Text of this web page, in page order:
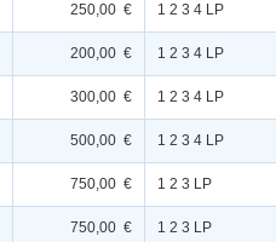
250,00 € 1 2 3 4 LP
200,00 € 1 2 3 4 LP
300,00 € 1 2 3 4 LP
500,00 € 1 2 3 4 LP
750,00 € 1 2 3 LP
750,00 € 1 2 3 LP